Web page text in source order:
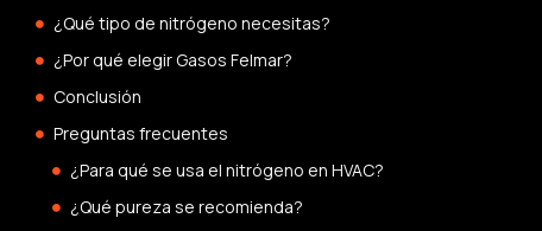
¿Qué tipo de nitrógeno necesitas?
¿Por qué elegir Gasos Felmar?
Conclusión
Preguntas frecuentes
¿Para qué se usa el nitrógeno en HVAC?
¿Qué pureza se recomienda?